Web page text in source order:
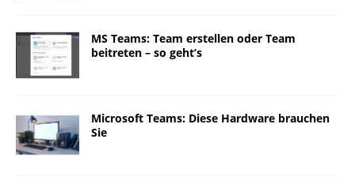
MS Teams: Team erstellen oder Team
beitreten – so geht’s
Microsoft Teams: Diese Hardware brauchen
Sie